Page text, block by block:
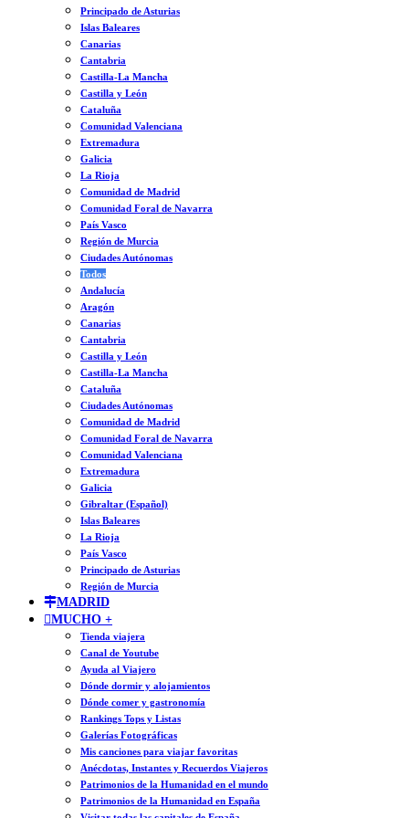
Principado de Asturias
Islas Baleares
Canarias
Cantabria
Castilla-La Mancha
Castilla y León
Cataluña
Comunidad Valenciana
Extremadura
Galicia
La Rioja
Comunidad de Madrid
Comunidad Foral de Navarra
País Vasco
Región de Murcia
Ciudades Autónomas
Todos
Andalucía
Aragón
Canarias
Cantabria
Castilla y León
Castilla-La Mancha
Cataluña
Ciudades Autónomas
Comunidad de Madrid
Comunidad Foral de Navarra
Comunidad Valenciana
Extremadura
Galicia
Gibraltar (Español)
Islas Baleares
La Rioja
País Vasco
Principado de Asturias
Región de Murcia
MADRID
MUCHO +
Tienda viajera
Canal de Youtube
Ayuda al Viajero
Dónde dormir y alojamientos
Dónde comer y gastronomía
Rankings Tops y Listas
Galerías Fotográficas
Mis canciones para viajar favoritas
Anécdotas, Instantes y Recuerdos Viajeros
Patrimonios de la Humanidad en el mundo
Patrimonios de la Humanidad en España